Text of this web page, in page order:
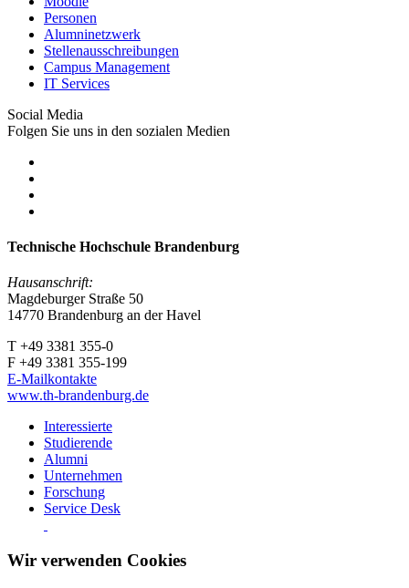
Personen
Alumninetzwerk
Stellenausschreibungen
Campus Management
IT Services
Social Media
Folgen Sie uns in den sozialen Medien
Technische Hochschule Brandenburg
Hausanschrift:
Magdeburger Straße 50
14770 Brandenburg an der Havel
T +49 3381 355-0
F +49 3381 355-199
E-Mailkontakte
www.th-brandenburg.de
Interessierte
Studierende
Alumni
Unternehmen
Forschung
Service Desk
Wir verwenden Cookies